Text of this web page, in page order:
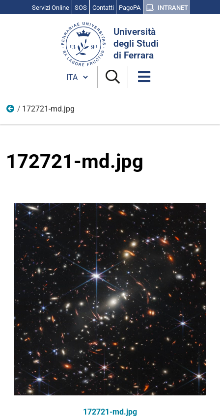
Servizi Online SOS Contatti PagoPA INTRANET
Università
degli Studi
di Ferrara
Cambia lingua
Scienza, cultura e ricerca
172721-md.jpg
172721-md.jpg
172721-md.jpg